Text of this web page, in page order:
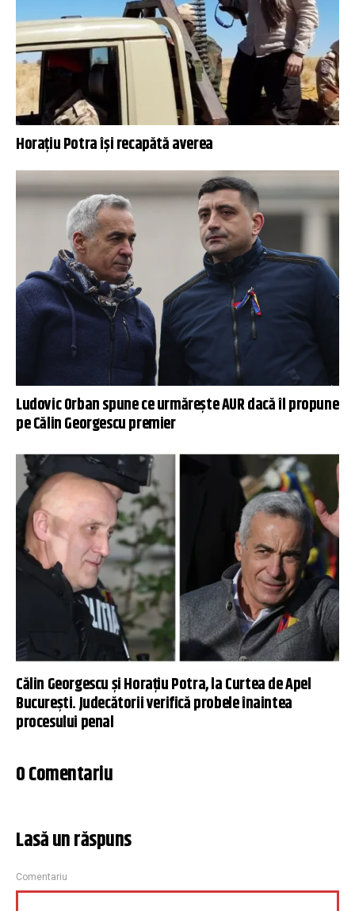
Horațiu Potra își recapătă averea
Ludovic Orban spune ce urmărește AUR dacă îl propune
pe Călin Georgescu premier
Călin Georgescu și Horațiu Potra, la Curtea de Apel
București. Judecătorii verifică probele înaintea
procesului penal
0 Comentariu
Lasă un răspuns
Comentariu